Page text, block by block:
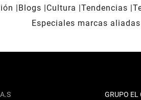
Blogs Cultura Tendencias
Especiales marcas aliadas
GRUPO